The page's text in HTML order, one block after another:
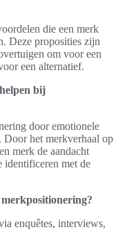
die een merk
Deze proposities zijn
om voor een
een alternatief.
bij
door emotionele
Door het merkverhaal op
merk de aandacht
identificeren met de
enquêtes, interviews,